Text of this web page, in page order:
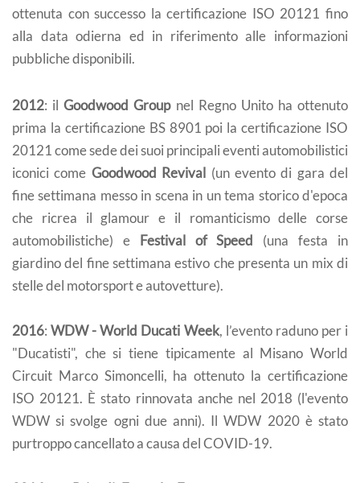
ottenuta con successo la certificazione ISO 20121 fino
alla data odierna ed in riferimento alle informazioni
pubbliche disponibili.
2012: ilGoodwood Groupnel Regno Unito ha ottenuto
prima la certificazione BS 8901 poi la certificazione ISO
20121 come sede dei suoi principali eventi automobilistici
iconici come Goodwood Revival (un evento di gara del
fine settimana messo in scena in un tema storico d'epoca
che ricrea il glamour e il romanticismo delle corse
automobilistiche) e Festival of Speed (una festa in
giardino del fine settimana estivo che presenta un mix di
stelle del motorsport e autovetture).
2016:WDW - World Ducati Week, l’evento raduno per i
"Ducatisti", che si tiene tipicamente al Misano World
Circuit Marco Simoncelli, ha ottenuto la certificazione
ISO 20121. È stato rinnovata anche nel 2018 (l'evento
WDW si svolge ogni due anni). Il WDW 2020 è stato
purtroppo cancellato a causa del COVID-19.